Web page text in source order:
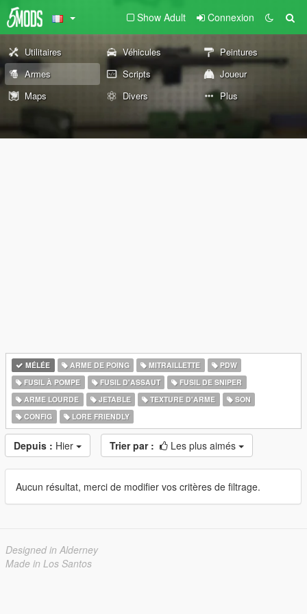
Show Adult Connexion
Utilitaires Véhicules
Peintures
Armes
Scripts
Joueur
Maps
Divers Plus
MÉLÉE ARME DE POING MITRAILLETTE
PDW
FUSIL À POMPE
FUSIL D'ASSAUT
FUSIL DE SNIPER
ARME LOURDE
JETABLE TEXTURE D'ARME
SON
CONFIG
LORE FRIENDLY
Depuis : Hier Trier par : Les plus aimés
Aucun résultat, merci de modifier vos critères de filtrage.
Designed in Alderney
Made in Los Santos